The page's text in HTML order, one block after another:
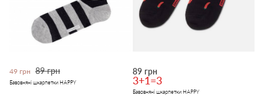
49 грн 89 грн
Бавовняні шкарпетки HAPPY
89 грн
3+1=3
Бавовняні шкарпетки HAPPY